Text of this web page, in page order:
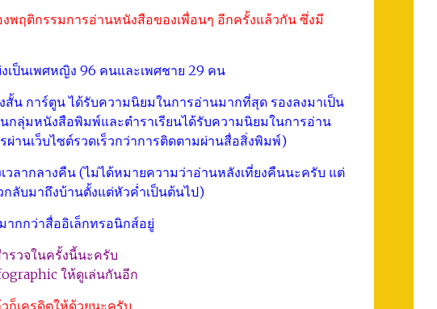
พฤติกรรมการอ่านหนังสือของเพื่อนๆ อีกครั้งแล้วกัน ซึ่งมี
ป็นเพศหญิง 96 คนและเพศชาย 29 คน
สั้น การ์ตูน ได้รับความนิยมในการอ่านมากที่สุด รองลงมาเป็น
กลุ่มหนังสือพิมพ์และตำราเรียนได้รับความนิยมในการอ่าน
านเว็บไซต์รวดเร็วกว่าการติดตามผ่านสื่อสิ่งพิมพ์)
ลากลางคืน (ไม่ได้หมายความว่าอ่านหลังเที่ยงคืนนะครับ แต่
กลับมาถึงบ้านตั้งแต่หัวค่ำเป็นต้นไป)
กกว่าสื่ออิเล็กทรอนิกส์อยู่
รวจในครั้งนี้นะครับ
ให้ดูเล่นกันอีก